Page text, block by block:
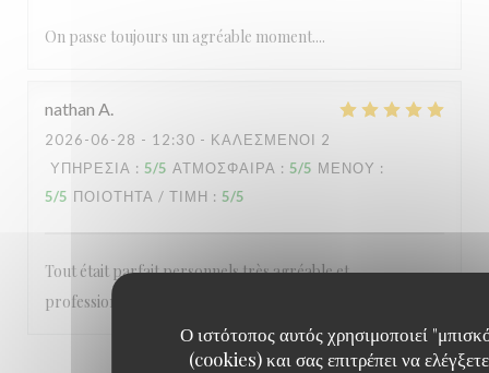
Ο ιστότοπος αυτός χρησιμοποιεί
(cookies) και σας επιτρέπει να ελέγξετε
On passe toujours un agréable moment....
nathan A
2026-06-28 - 12:30 - ΚΑΛΕΣΜΈΝΟΙ 2
ΥΠΗΡΕΣΊΑ : 5/5 ΑΤΜΌΣΦΑΙΡΑ : 5/5 ΜΕΝΟΎ :
5/5 ΠΟΙΌΤΗΤΑ / ΤΙΜΉ : 5/5
Tout était parfait personnels très agréable et
professionnel A refaire